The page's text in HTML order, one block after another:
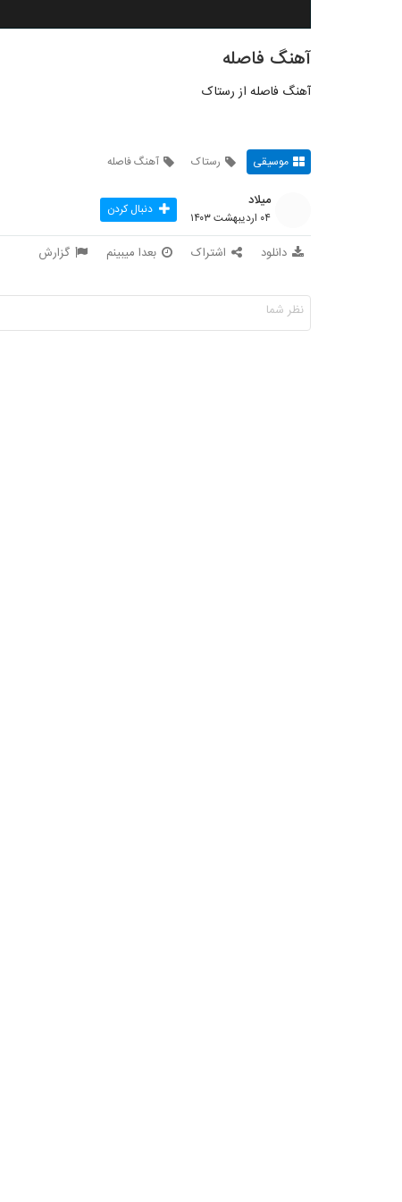
آهنگ فاصله
آهنگ فاصله از رستاک
موسیقی رستاک آهنگ فاصله
میلاد
۰۴ اردیبهشت ۱۴۰۳ دنبال کردن
دانلود اشتراک بعدا میبینم گزارش